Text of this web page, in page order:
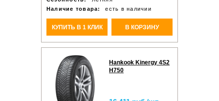
Наличие товара:
есть в наличии
КУПИТЬ В 1 КЛИК В КОРЗИНУ
Hankook Kinergy 4S2
H750